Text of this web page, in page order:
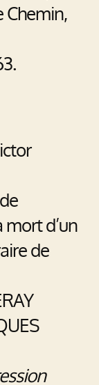
Chemin,
mort d’un
de